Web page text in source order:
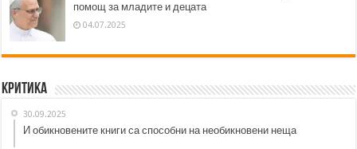
помощ за младите и децата
04.07.2025
Критика
30.09.2025
И обикновените книги са способни на необикновени неща